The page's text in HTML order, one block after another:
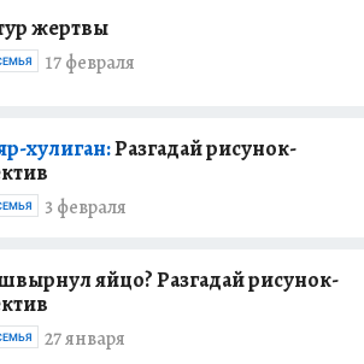
жертвы
17 февраля
хулиган:Разгадай рисунок-
3 февраля
яйцо? Разгадай рисунок-
27 января